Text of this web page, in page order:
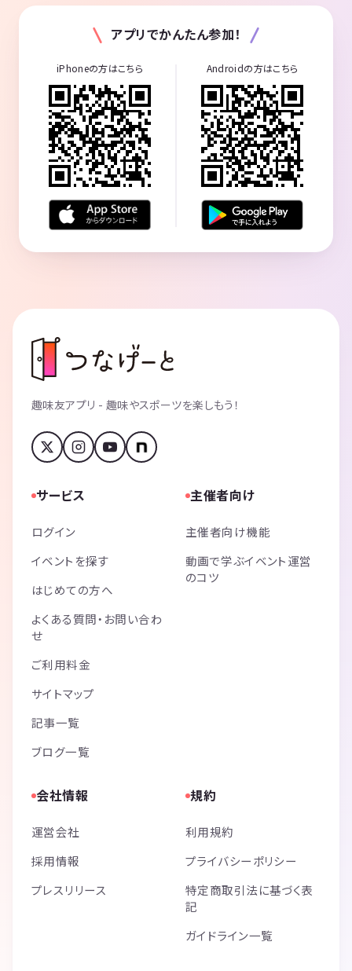
アプリでかんたん参加！
iPhoneの方はこちら Androidの方はこちら
趣味友アプリ - 趣味やスポーツを楽しもう！
サービス
ログイン
イベントを探す
はじめての方へ
よくある質問・お問い合わ
せ
ご利用料金
サイトマップ
記事一覧
ブログ一覧
主催者向け
主催者向け機能
動画で学ぶイベント運営
のコツ
会社情報
運営会社
採用情報
プレスリリース
規約
利用規約
プライバシーポリシー
特定商取引法に基づく表
記
ガイドライン一覧